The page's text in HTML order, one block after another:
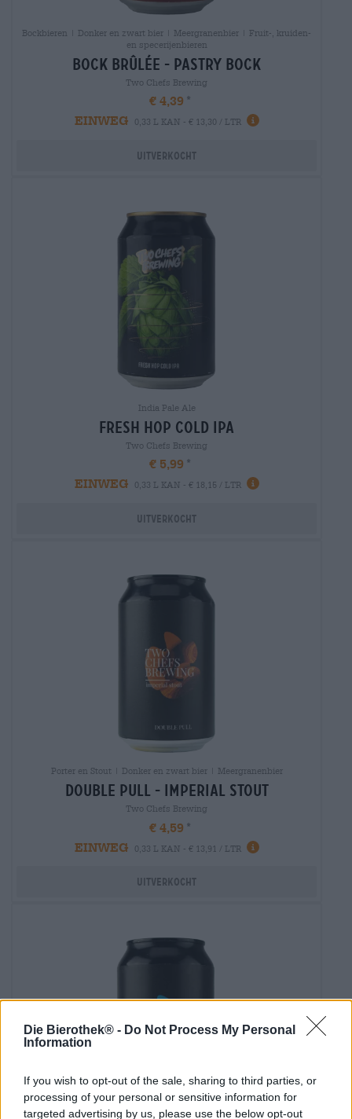
Die Bierothek® - Do Not Process My Personal
Information
If you wish to opt-out of the sale, sharing to third parties, or
processing of your personal or sensitive information for
targeted advertising by us, please use the below opt-out
Bockbieren | Donker en zwart bier | Meergranenbier | Fruit-, kruiden-
en specerijenbieren
bock brûlée - pastry bock
Two Chefs Brewing
€ 4,39
EINWEG
0,33 L KAN - € 13,30 / LTR
Uitverkocht
India Pale Ale
fresh hop cold ipa
Two Chefs Brewing
€ 5,99
EINWEG
0,33 L KAN - € 18,15 / LTR
Uitverkocht
Porter en Stout | Donker en zwart bier | Meergranenbier
double pull - imperial stout
Two Chefs Brewing
€ 4,59
EINWEG
0,33 L KAN - € 13,91 / LTR
Uitverkocht